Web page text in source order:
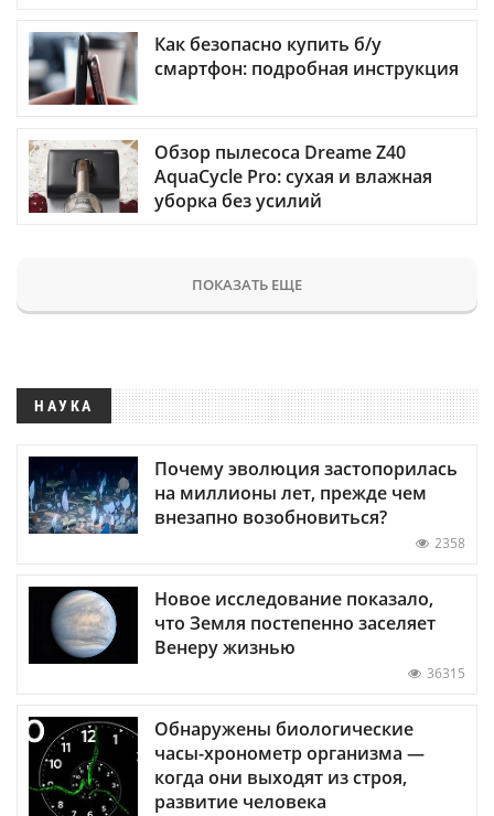
Как безопасно купить б/у
смартфон: подробная инструкция
Обзор пылесоса Dreame Z40
AquaCycle Pro: сухая и влажная
уборка без усилий
ПОКАЗАТЬ ЕЩЕ
НАУКА
Почему эволюция застопорилась
на миллионы лет, прежде чем
внезапно возобновиться?
2358
Новое исследование показало,
что Земля постепенно заселяет
Венеру жизнью
36315
Обнаружены биологические
часы-хронометр организма —
когда они выходят из строя,
развитие человека